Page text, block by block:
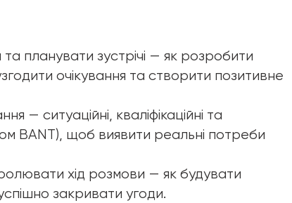
планувати зустрічі — як розробити
очікування та створити позитивне
— ситуаційні, кваліфікаційні та
BANT), щоб виявити реальні потреби
хід розмови — як будувати
закривати угоди.